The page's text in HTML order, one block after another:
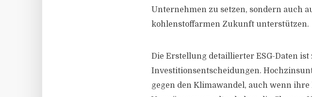
Unternehmen zu setzen, sondern auch
kohlenstoffarmen Zukunft unterstützen.
Die Erstellung detaillierter ESG-Daten
Investitionsentscheidungen.
gegen den Klimawandel, auch wenn